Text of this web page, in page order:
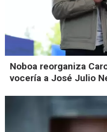
Noboa reorganiza
vocería a José Julio